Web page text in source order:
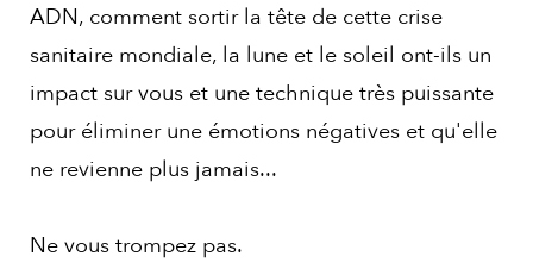
ADN, comment sortir la tête de cette crise
sanitaire mondiale, la lune et le soleil ont-ils un
impact sur vous et une technique très puissante
pour éliminer une émotions négatives et qu'elle
ne revienne plus jamais...
Ne vous trompez pas.